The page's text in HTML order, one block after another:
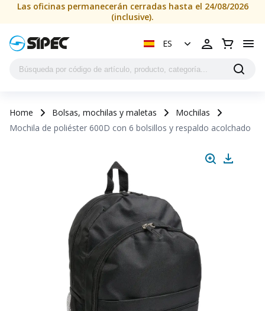
Las oficinas permanecerán cerradas hasta el 24/08/2026
(inclusive).
ES
Home Bolsas, mochilas y maletas
Mochilas
Mochila de poliéster 600D con 6 bolsillos y respaldo acolchado